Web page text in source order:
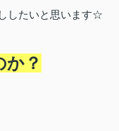
したいと思います☆
か？